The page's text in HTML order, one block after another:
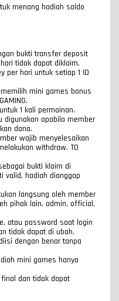
menang hadiah saldo
bukti transfer deposit
tidak dapat diklaim.
per hari untuk setiap 1 ID
mini games bonus
1 kali permainan.
digunakan apabila member
dana.
wajib menyelesaikan
withdraw. TO
bukti klaim di
valid, hadiah dianggap
langsung oleh member
pihak lain, admin, official,
atau password saat login
tidak dapat di ubah.
dengan benar tanpa
mini games hanya
dan tidak dapat